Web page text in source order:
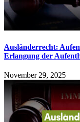
Ausländerrecht:
Erlangung der
November 29, 2025